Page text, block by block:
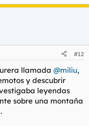
#12
llamada @miliu,
y descubrir
leyendas
sobre una montaña